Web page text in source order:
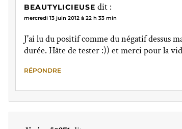
BEAUTYLICIEUSE dit :
mercredi 13 juin 2012 à 22 h 33 min
J'ai lu du positif comme du négatif dessus
durée. Hâte de tester :)) et merci pour la
RÉPONDRE